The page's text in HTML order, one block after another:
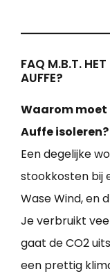
FAQ M.B.T.
AUFFE?
Waarom moet
Auffe isoleren?
Een degelijke
stookkosten bij
Wase Wind, en
Je verbruikt
gaat de CO2
een prettig